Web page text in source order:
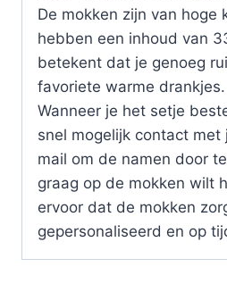
De mokken zijn van hoge
hebben een inhoud van
betekent dat je genoeg
favoriete warme drankjes.
Wanneer je het setje
snel mogelijk contact met
mail om de namen door
graag op de mokken wilt
ervoor dat de mokken
gepersonaliseerd en op